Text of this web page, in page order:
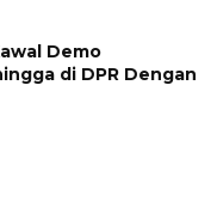
Demo
di DPR Dengan